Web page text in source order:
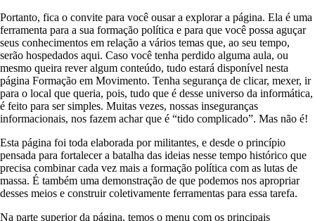
Portanto, fica o convite para você ousar a explorar a página. Ela é uma
ferramenta para a sua formação política e para que você possa aguçar
seus conhecimentos em relação a vários temas que, ao seu tempo,
serão hospedados aqui. Caso você tenha perdido alguma aula, ou
mesmo queira rever algum conteúdo, tudo estará disponível nesta
página Formação em Movimento. Tenha segurança de clicar, mexer, ir
para o local que queria, pois, tudo que é desse universo da informática,
é feito para ser simples. Muitas vezes, nossas inseguranças
informacionais, nos fazem achar que é “tido complicado”. Mas não é!
Esta página foi toda elaborada por militantes, e desde o princípio
pensada para fortalecer a batalha das ideias nesse tempo histórico que
precisa combinar cada vez mais a formação política com as lutas de
massa. É também uma demonstração de que podemos nos apropriar
desses meios e construir coletivamente ferramentas para essa tarefa.
Na parte superior da página, temos o menu com os principais